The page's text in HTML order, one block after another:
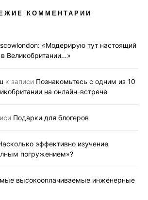
КОММЕНТАРИИ
«Модерирую тут настоящий
Великобритании…»
к записи Познакомьтесь с одним из 10
на онлайн-встрече
Подарки для блогеров
эффективно изучение
погружением»?
высокооплачиваемые инженерные